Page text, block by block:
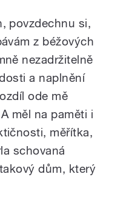
povzdechnu si,
z béžových
nezadržitelně
a naplnění
ode mě
měl na paměti i
měřítka,
schovaná
dům, který